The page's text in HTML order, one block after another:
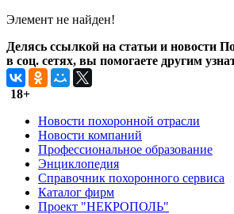
Элемент не найден!
Делясь ссылкой на статьи и новости
в соц. сетях, вы помогаете другим
18+
Новости похоронной отрасли
Новости компаний
Профессиональное образование
Энциклопедия
Справочник похоронного сервиса
Каталог фирм
Проект "НЕКРОПОЛЬ"